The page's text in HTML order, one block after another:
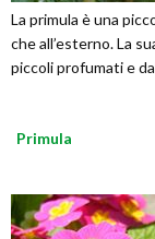
La primula è una
che all’esterno. La
piccoli profumati e
Primula